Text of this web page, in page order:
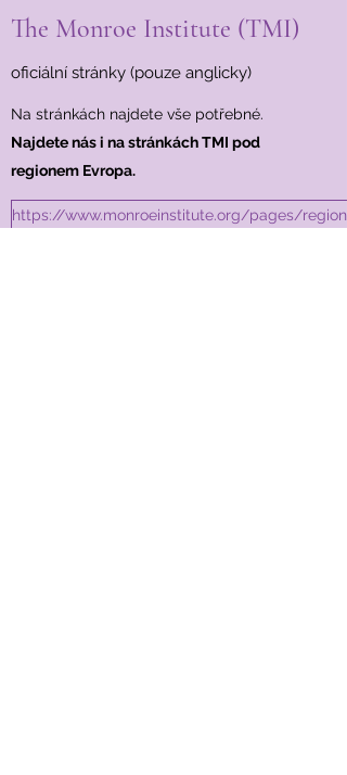
The Monroe Institute (TMI)
oficiální stránky (pouze anglicky)
Na stránkách najdete vše potřebné.
Najdete nás i na stránkách TMI pod
regionem Evropa.
https://www.monroeinstitute.org/pages/region-